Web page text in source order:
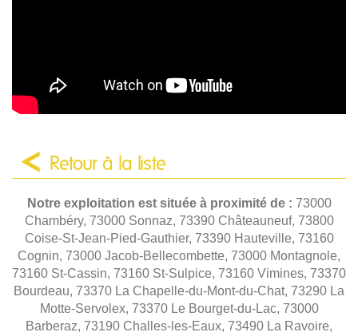
Retour à la liste
Notre exploitation est située à proximité de : 73000
Chambéry, 73000 Sonnaz, 73390 Châteauneuf, 73800
Coise-St-Jean-Pied-Gauthier, 73390 Hauteville, 73160
Cognin, 73000 Jacob-Bellecombette, 73000 Montagnole,
73160 St-Cassin, 73160 St-Sulpice, 73160 Vimines, 73370
Bourdeau, 73370 La Chapelle-du-Mont-du-Chat, 73290 La
Motte-Servolex, 73370 Le Bourget-du-Lac, 73000
Barberaz, 73190 Challes-les-Eaux, 73490 La Ravoire,